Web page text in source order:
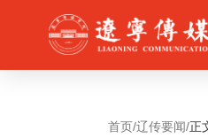
首页/辽传要闻/正